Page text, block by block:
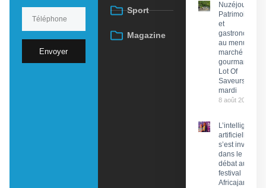
Envoyer
Sport
Magazine
Nuzéjouls :
Patrimoine
et
gastronomie
au menu du
marché
gourmand
Lot Of
Saveurs ce
mardi
8 août 2026
L’intelligence
artificielle
s’est invitée
dans le
débat au
festival
Africajarc